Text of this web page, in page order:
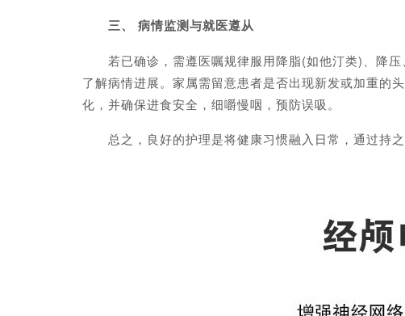
三、 病情监测与就医遵从
若已确诊，需遵医嘱规律服用降脂(如他汀类)、降压
了解病情进展。家属需留意患者是否出现新发或加重的
化，并确保进食安全，细嚼慢咽，预防误吸。
总之，良好的护理是将健康习惯融入日常，通过持之